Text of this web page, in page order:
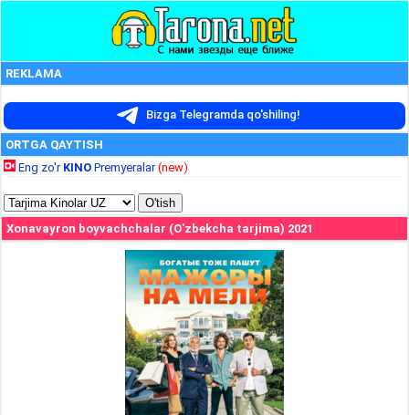
REKLAMA
Bizga Telegramda qo'shiling!
ORTGA QAYTISH
Eng zo'r KINO Premyeralar(new)
Xonavayron boyvachchalar (O'zbekcha tarjima) 2021